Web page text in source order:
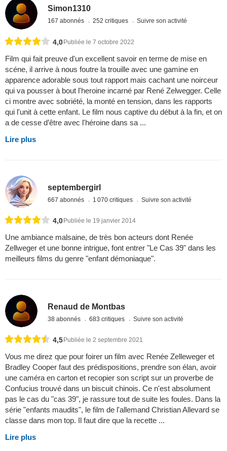
Simon1310
167 abonnés 252 critiques Suivre son activité
4,0 Publiée le 7 octobre 2022
Film qui fait preuve d'un excellent savoir en terme de mise en
scéne, il arrive à nous foutre la trouille avec une gamine en
apparence adorable sous tout rapport mais cachant une noirceur
qui va pousser à bout l'heroine incarné par René Zelwegger. Celle
ci montre avec sobriété, la monté en tension, dans les rapports
qui l'unit à cette enfant. Le film nous captive du début à la fin, et on
a de cesse d’être avec l'héroine dans sa ...
Lire plus
septembergirl
667 abonnés 1 070 critiques Suivre son activité
4,0 Publiée le 19 janvier 2014
Une ambiance malsaine, de très bon acteurs dont Renée
Zellweger et une bonne intrigue, font entrer "Le Cas 39" dans les
meilleurs films du genre "enfant démoniaque".
Renaud de Montbas
38 abonnés 683 critiques Suivre son activité
4,5 Publiée le 2 septembre 2021
Vous me direz que pour foirer un film avec Renée Zelleweger et
Bradley Cooper faut des prédispositions, prendre son élan, avoir
une caméra en carton et recopier son script sur un proverbe de
Confucius trouvé dans un biscuit chinois. Ce n'est absolument
pas le cas du "cas 39", je rassure tout de suite les foules. Dans la
série "enfants maudits", le film de l'allemand Christian Allevard se
classe dans mon top. Il faut dire que la recette ...
Lire plus